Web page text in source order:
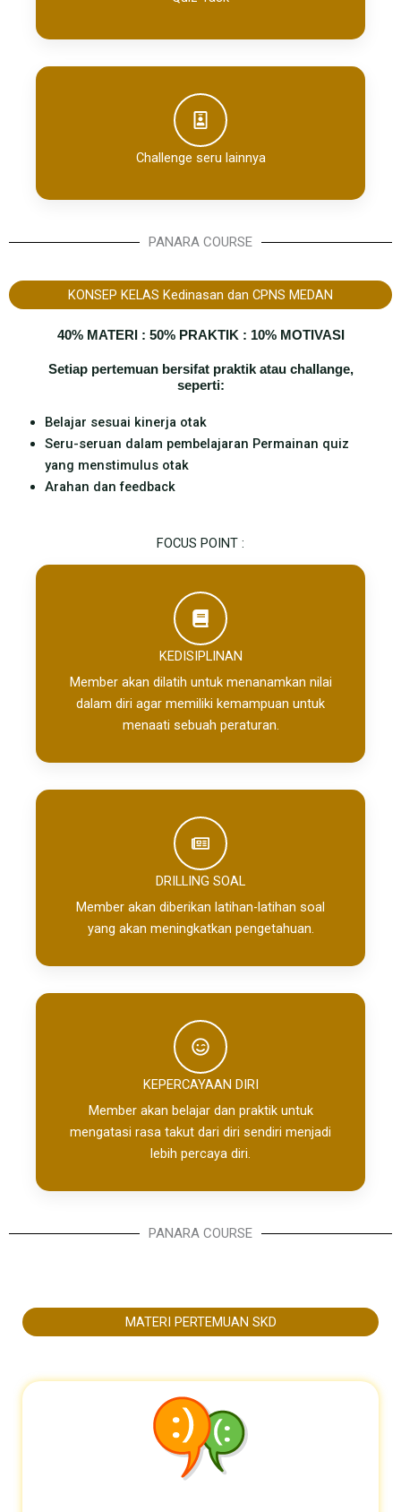
Challenge seru lainnya
PANARA COURSE
KONSEP KELAS Kedinasan dan CPNS MEDAN​
40% MATERI : 50% PRAKTIK : 10% MOTIVASI
Setiap pertemuan bersifat praktik atau challange,
seperti:
Belajar sesuai kinerja otak
Seru-seruan dalam pembelajaran Permainan quiz
yang menstimulus otak
Arahan dan feedback
FOCUS POINT :
KEDISIPLINAN
Member akan dilatih untuk menanamkan nilai
dalam diri agar memiliki kemampuan untuk
menaati sebuah peraturan.
DRILLING SOAL​
Member akan diberikan latihan-latihan soal
yang akan meningkatkan pengetahuan.
KEPERCAYAAN DIRI
Member akan belajar dan praktik untuk
mengatasi rasa takut dari diri sendiri menjadi
lebih percaya diri.
PANARA COURSE
MATERI PERTEMUAN SKD